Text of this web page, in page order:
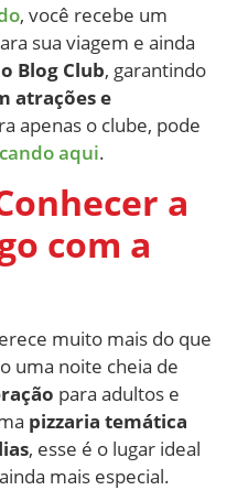
, você recebe um
sua viagem e ainda
Blog Club, garantindo
atrações e
apenas o clube, pode
aqui.
a
com a
muito mais do que
uma noite cheia de
para adultos e
pizzaria temática
, esse é o lugar ideal
mais especial.